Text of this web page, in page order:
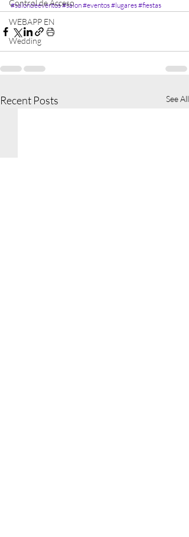
Control de Acceso
WEBAPP EN
Wedding
#salondeeventos#salon#eventos#lugares#fiestas
Recent Posts See All